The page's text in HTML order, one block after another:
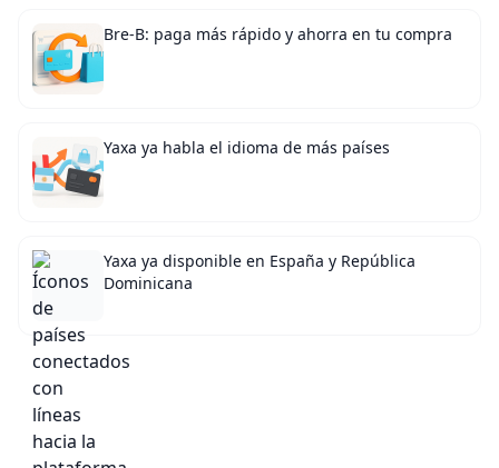
Bre-B: paga más rápido y ahorra en tu compra
Yaxa ya habla el idioma de más países
Yaxa ya disponible en España y República
Dominicana